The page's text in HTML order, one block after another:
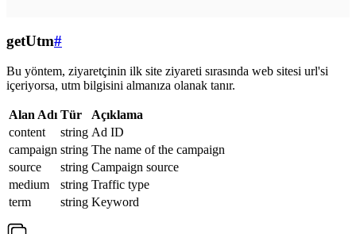
getUtm#
Bu yöntem, ziyaretçinin ilk site ziyareti sırasında web sitesi url'si
içeriyorsa, utm bilgisini almanıza olanak tanır.
Alan Adı Tür
Açıklama
content
string Ad ID
campaign string The name of the campaign
source
string Campaign source
medium
string Traffic type
term
string Keyword